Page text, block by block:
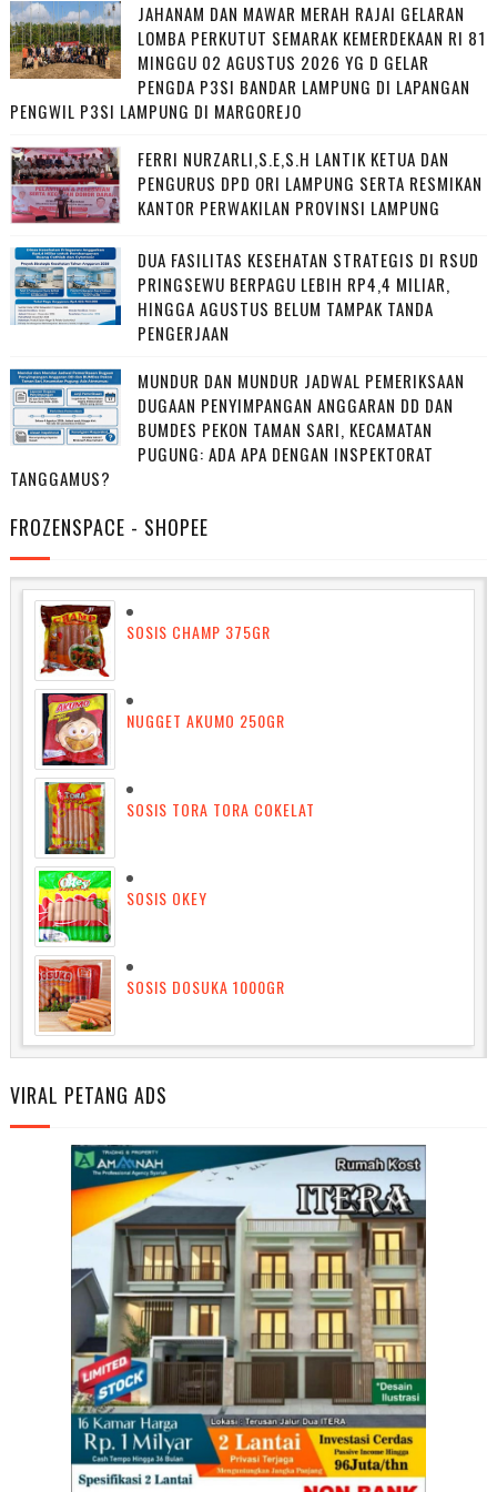
JAHANAM DAN MAWAR MERAH RAJAI GELARAN
LOMBA PERKUTUT SEMARAK KEMERDEKAAN RI 81
MINGGU 02 AGUSTUS 2026 YG D GELAR
PENGDA P3SI BANDAR LAMPUNG DI LAPANGAN
PENGWIL P3SI LAMPUNG DI MARGOREJO
FERRI NURZARLI,S.E,S.H LANTIK KETUA DAN
PENGURUS DPD ORI LAMPUNG SERTA RESMIKAN
KANTOR PERWAKILAN PROVINSI LAMPUNG
DUA FASILITAS KESEHATAN STRATEGIS DI RSUD
PRINGSEWU BERPAGU LEBIH RP4,4 MILIAR,
HINGGA AGUSTUS BELUM TAMPAK TANDA
PENGERJAAN
MUNDUR DAN MUNDUR JADWAL PEMERIKSAAN
DUGAAN PENYIMPANGAN ANGGARAN DD DAN
BUMDES PEKON TAMAN SARI, KECAMATAN
PUGUNG: ADA APA DENGAN INSPEKTORAT
TANGGAMUS?
FROZENSPACE - SHOPEE
SOSIS CHAMP 375GR
NUGGET AKUMO 250GR
SOSIS TORA TORA COKELAT
SOSIS OKEY
SOSIS DOSUKA 1000GR
VIRAL PETANG ADS